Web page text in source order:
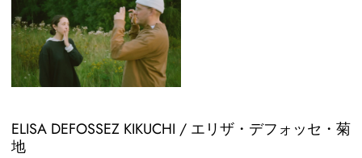
ELISA DEFOSSEZ KIKUCHI / エリザ・デフォッセ・菊
地